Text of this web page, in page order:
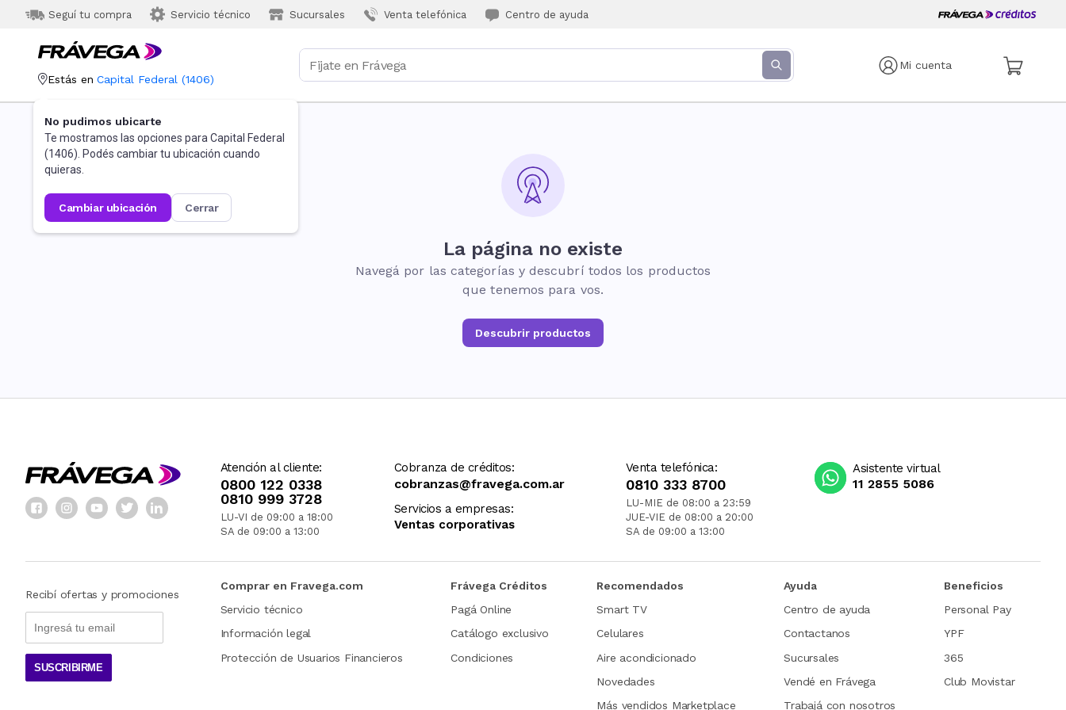
Seguí tu compra Servicio técnico Sucursales Venta telefónica Centro de ayuda
Mi cuenta
Estás en Capital Federal (1406)
No pudimos ubicarte
Te mostramos las opciones para Capital Federal
(1406). Podés cambiar tu ubicación cuando
quieras.
cambiar ubicación cerrar
La página no existe
Navegá por las categorías y descubrí todos los productos
que tenemos para vos.
Descubrir productos
Atención al cliente:
0800 122 0338
0810 999 3728
LU-VI de 09:00 a 18:00
SA de 09:00 a 13:00
Cobranza de créditos:
cobranzas@fravega.com.ar
Servicios a empresas:
Ventas corporativas
Venta telefónica:
0810 333 8700
LU-MIE de 08:00 a 23:59
JUE-VIE de 08:00 a 20:00
SA de 09:00 a 13:00
Asistente virtual
11 2855 5086
Recibí ofertas y promociones
SUSCRIBIRME
Comprar en Fravega.com
Servicio técnico
Información legal
Protección de Usuarios Financieros
Frávega Créditos
Pagá Online
Catálogo exclusivo
Condiciones
Recomendados
Smart TV
Celulares
Aire acondicionado
Novedades
Más vendidos Marketplace
Ayuda
Centro de ayuda
Contactanos
Sucursales
Vendé en Frávega
Trabajá con nosotros
Beneficios
Personal Pay
YPF
365
Club Movistar